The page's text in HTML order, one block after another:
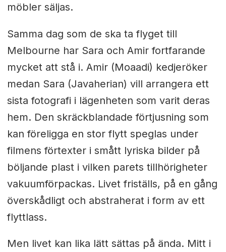
möbler säljas.
Samma dag som de ska ta flyget till
Melbourne har Sara och Amir fortfarande
mycket att stå i. Amir (Moaadi) kedjeröker
medan Sara (Javaherian) vill arrangera ett
sista fotografi i lägenheten som varit deras
hem. Den skräckblandade förtjusning som
kan föreligga en stor flytt speglas under
filmens förtexter i smått lyriska bilder på
böljande plast i vilken parets tillhörigheter
vakuumförpackas. Livet friställs, på en gång
överskådligt och abstraherat i form av ett
flyttlass.
Men livet kan lika lätt sättas på ända. Mitt i